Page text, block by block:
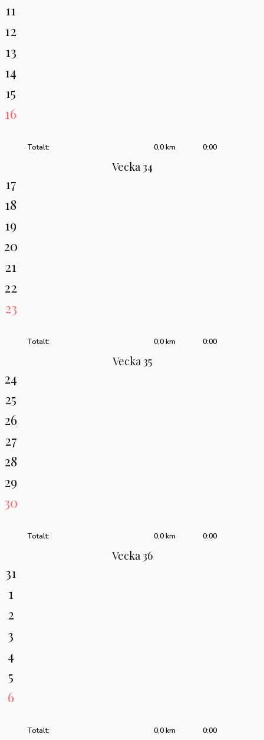
11
12
13
14
15
16
Totalt: 0:00
0,0 km
Vecka 34
17
18
19
20
21
22
23
Totalt: 0:00
0,0 km
Vecka 35
24
25
26
27
28
29
30
Totalt: 0:00
0,0 km
Vecka 36
31
1
2
3
4
5
6
Totalt: 0:00
0,0 km